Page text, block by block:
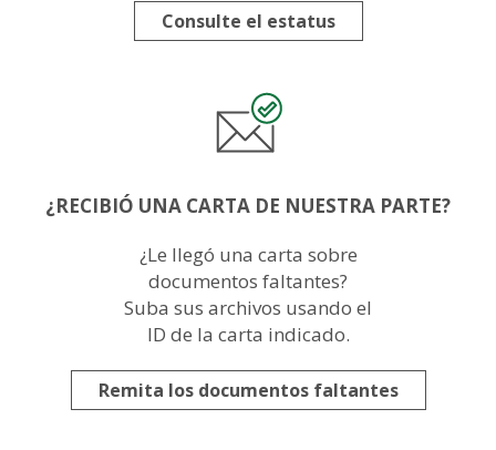
Consulte el estatus
¿RECIBIÓ UNA CARTA DE NUESTRA PARTE?
¿Le llegó una carta sobre
documentos faltantes?
Suba sus archivos usando el
ID de la carta indicado.
Remita los documentos faltantes